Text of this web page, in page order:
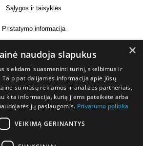
Sąlygos ir taisyklės
Pristatymo informacija
Prekių grąžinimas
Kontaktai
+370 677 31358
×
naudoja slapukus
siekdami suasmeninti turinį, skelbimus ir
pat dalijamės informacija apie jūsų
su mūsų reklamos ir analizės partneriais,
kita informacija, kurią jiems pateikėte arba
jų paslaugomis. Privatumo politika
VEIKIMĄ GERINANTYS